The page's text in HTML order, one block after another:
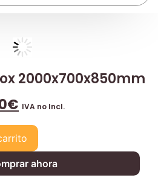
2000x700x850mm
€ IVA no Incl.
ahora